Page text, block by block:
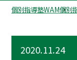
個別指導塾WAM個別
2020.11.24